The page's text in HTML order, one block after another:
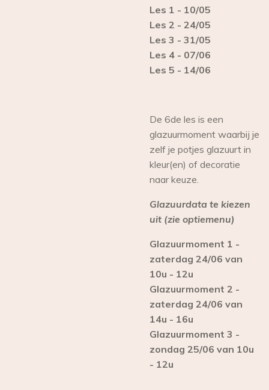
Les 1 - 10/05
Les 2 - 24/05
Les 3 - 31/05
Les 4 - 07/06
Les 5 - 14/06
De 6de les is een
glazuurmoment waarbij je
zelf je potjes glazuurt in
kleur(en) of decoratie
naar keuze.
Glazuurdata te kiezen
uit (zie optiemenu)
Glazuurmoment 1 -
zaterdag 24/06 van
10u - 12u
Glazuurmoment 2 -
zaterdag 24/06 van
14u - 16u
Glazuurmoment 3 -
zondag 25/06 van 10u
- 12u